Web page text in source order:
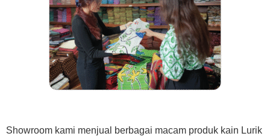
Showroom kami menjual berbagai macam produk kain Lurik